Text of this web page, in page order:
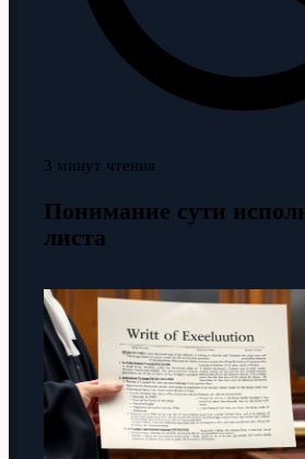
3 минут чтения
Понимание сути
листа